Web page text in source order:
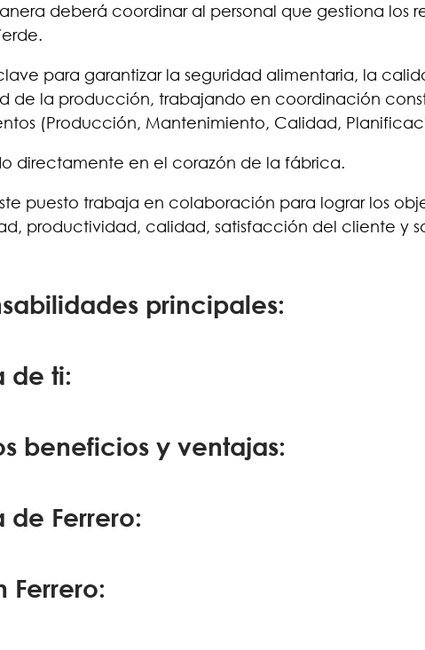
deberá coordinar al personal que gestiona los
para garantizar la seguridad alimentaria, la
de la producción, trabajando en coordinación
(Producción, Mantenimiento, Calidad,
directamente en el corazón de la fábrica.
puesto trabaja en colaboración para lograr los
productividad, calidad, satisfacción del cliente y
principales:
de ti:
beneficios y ventajas:
Ferrero:
Ferrero: